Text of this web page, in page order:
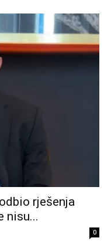
rješenja
nisu...
0